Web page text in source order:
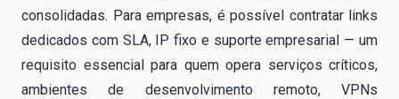
consolidadas. Para empresas, é possível contratar links
dedicados com SLA, IP fixo e suporte empresarial — um
requisito essencial para quem opera serviços críticos,
ambientes de desenvolvimento remoto, VPNs